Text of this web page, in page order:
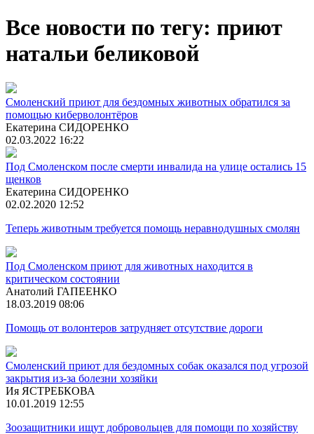
Все новости по тегу: приют
натальи беликовой
Смоленский приют для бездомных животных обратился за
помощью киберволонтёров
Екатерина СИДОРЕНКО
02.03.2022 16:22
Под Смоленском после смерти инвалида на улице остались 15
щенков
Екатерина СИДОРЕНКО
02.02.2020 12:52
Теперь животным требуется помощь неравнодушных смолян
Под Смоленском приют для животных находится в
критическом состоянии
Анатолий ГАПЕЕНКО
18.03.2019 08:06
Помощь от волонтеров затрудняет отсутствие дороги
Смоленский приют для бездомных собак оказался под угрозой
закрытия из-за болезни хозяйки
Ия ЯСТРЕБКОВА
10.01.2019 12:55
Зоозащитники ищут добровольцев для помощи по хозяйству